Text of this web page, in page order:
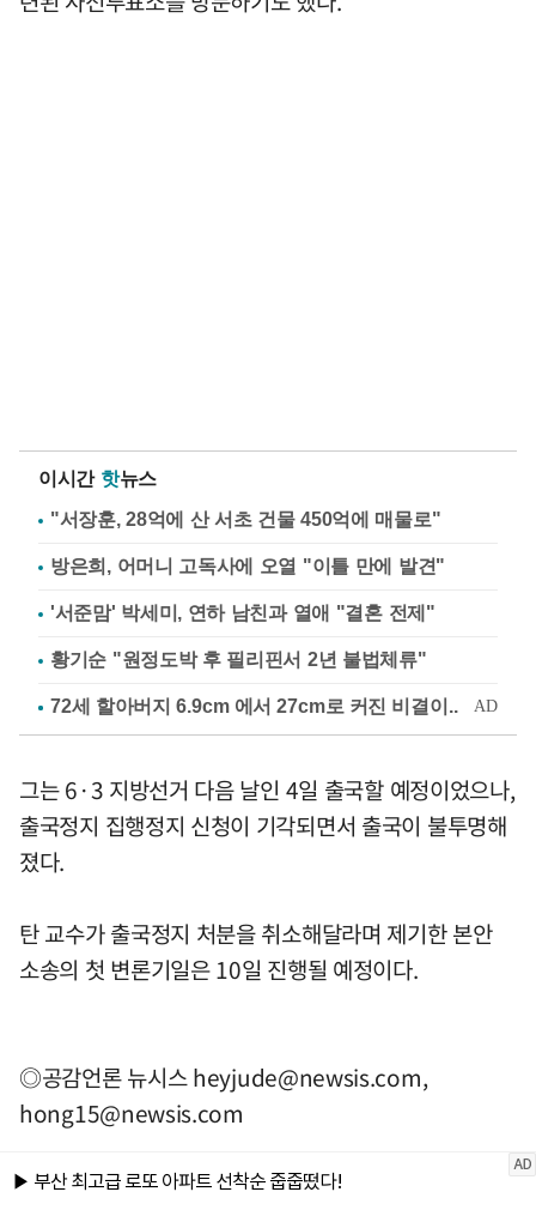
이시간 핫뉴스
"서장훈, 28억에 산 서초 건물 450억에 매물로"
방은희, 어머니 고독사에 오열 "이틀 만에 발견"
'서준맘' 박세미, 연하 남친과 열애 "결혼 전제"
황기순 "원정도박 후 필리핀서 2년 불법체류"
그는 6·3 지방선거 다음 날인 4일 출국할 예정이었으나,
출국정지 집행정지 신청이 기각되면서 출국이 불투명해
졌다.
탄 교수가 출국정지 처분을 취소해달라며 제기한 본안
소송의 첫 변론기일은 10일 진행될 예정이다.
◎공감언론 뉴시스heyjude@newsis.com,
hong15@newsis.com